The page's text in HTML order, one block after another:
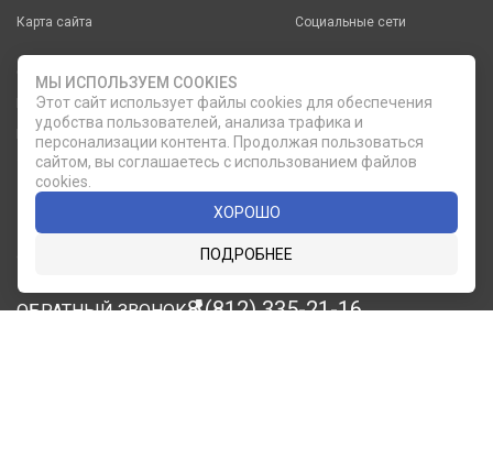
Карта сайта
КАТАЛОГ
ПРОИЗВОДИТЕЛИ
УСЛУГИ
СТАТЬИ
КОНТАКТЫ
PDF КАТАЛОГИ
ОПЛАТА И
ДОСТАВКА
Социальные сети
ВКОНТАКТЕ
Служба клиентской поддержки
ОБРАТНЫЙ ЗВОНОК phone
8 (812) 335-21-16
МЫ ИСПОЛЬЗУЕМ COOKIES
Этот сайт использует файлы cookies для обеспечения
удобства пользователей, анализа трафика и
персонализации контента. Продолжая пользоваться
сайтом, вы соглашаетесь с использованием файлов
cookies.
ХОРОШО
ПОДРОБНЕЕ